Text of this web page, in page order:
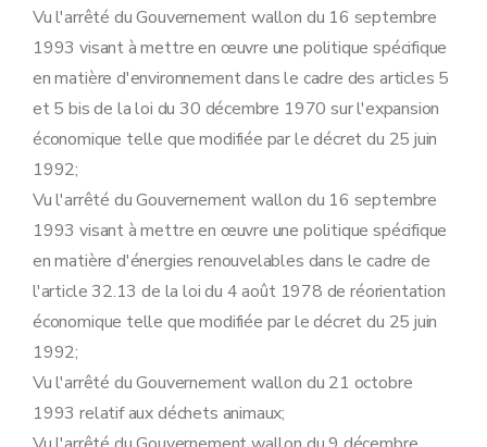
Art. 93
Art. 94
Sous-section 2 (Modalités de la procédure visée aux articles 65, §1
Art. 95bis
Art. 95quater
Art. 95septies
Art. 95octies
Art. 95novies
Art. 95decies
Art. 96
Art. 96
Art. 97
Art. 97
Sous-section 3 Modalités du recours contre les mesures de sécurité, visé à l'article 71, §4 et §5, du décret
Art. 98
Art. 99
Vu l'arrêté du Gouvernement wallon du 16 septembre
1993 visant à mettre en œuvre une politique spécifique
en matière d'environnement dans le cadre des articles 5
et 5 bis de la loi du 30 décembre 1970 sur l'expansion
économique telle que modifiée par le décret du 25 juin
1992;
Vu l'arrêté du Gouvernement wallon du 16 septembre
1993 visant à mettre en œuvre une politique spécifique
en matière d'énergies renouvelables dans le cadre de
l'article 32.13 de la loi du 4 août 1978 de réorientation
économique telle que modifiée par le décret du 25 juin
1992;
Vu l'arrêté du Gouvernement wallon du 21 octobre
1993 relatif aux déchets animaux;